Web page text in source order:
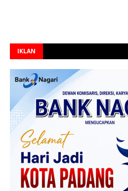
IKLAN